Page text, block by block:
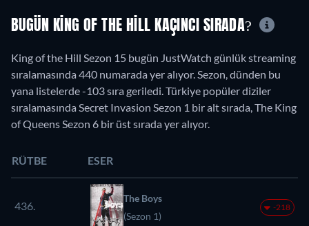
BUGÜN KING OF THE HILL KAÇINCI SIRADA?
King of the Hill Sezon 15 bugün JustWatch günlük streaming
sıralamasında 440 numarada yer alıyor. Sezon, dünden bu
yana listelerde -103 sıra geriledi. Türkiye popüler diziler
sıralamasında Secret Invasion Sezon 1 bir alt sırada, The King
of Queens Sezon 6 bir üst sırada yer alıyor.
RÜTBE ESER
436.
The Boys
(Sezon 1)
-218